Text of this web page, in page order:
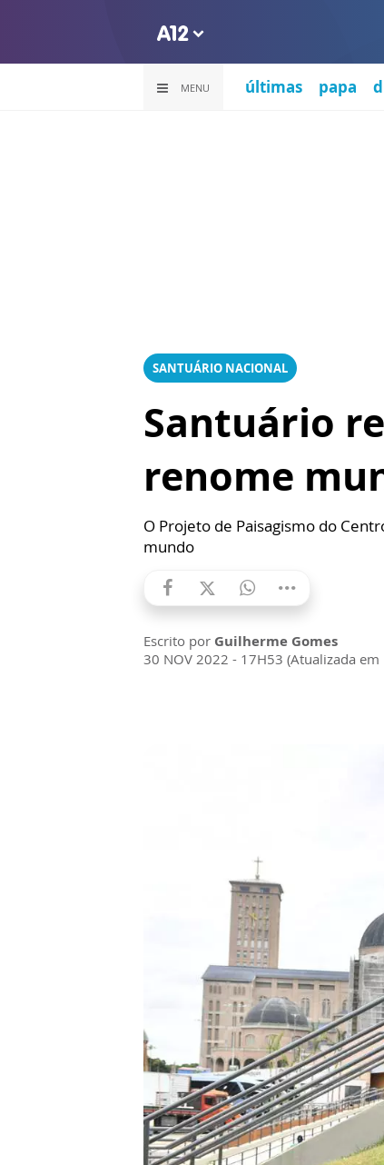
MENU últimas papa
SANTUÁRIO NACIONAL
Santuário
renome
O Projeto de Paisagismo do
mundo
Escrito por Guilherme Gomes
30 NOV 2022 - 17H53 (Atualizada